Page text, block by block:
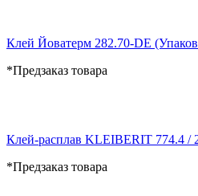
Клей Йоватерм 282.70-DE
*Предзаказ товара
Клей-расплав KLEIBERIT 774.4 /
*Предзаказ товара